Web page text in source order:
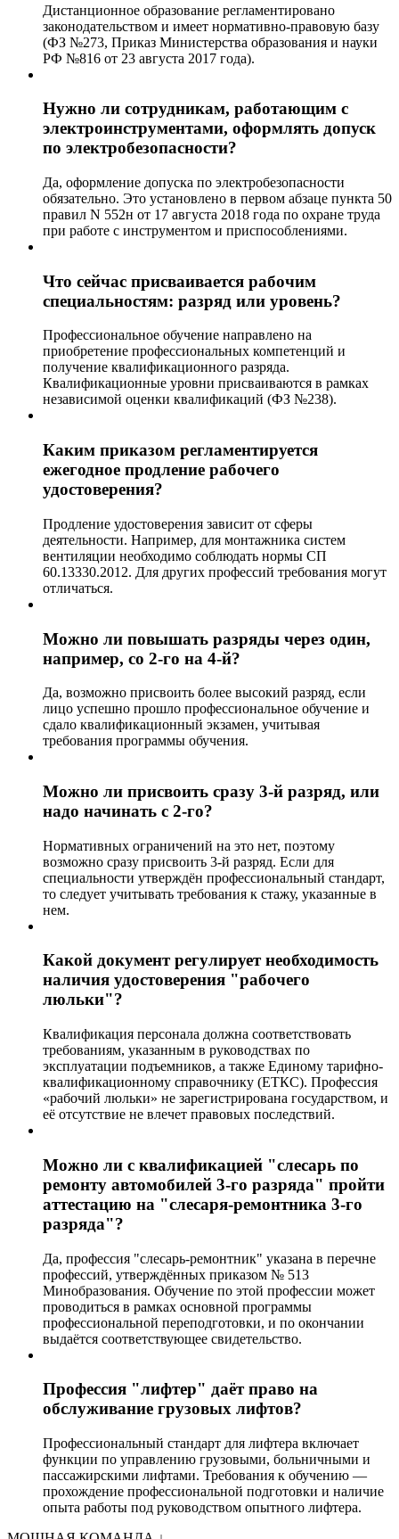
Дистанционное образование регламентировано
законодательством и имеет нормативно-правовую базу
(ФЗ №273, Приказ Министерства образования и науки
РФ №816 от 23 августа 2017 года).
Нужно ли сотрудникам, работающим с
электроинструментами, оформлять допуск
по электробезопасности?
Да, оформление допуска по электробезопасности
обязательно. Это установлено в первом абзаце пункта 50
правил N 552н от 17 августа 2018 года по охране труда
при работе с инструментом и приспособлениями.
Что сейчас присваивается рабочим
специальностям: разряд или уровень?
Профессиональное обучение направлено на
приобретение профессиональных компетенций и
получение квалификационного разряда.
Квалификационные уровни присваиваются в рамках
независимой оценки квалификаций (ФЗ №238).
Каким приказом регламентируется
ежегодное продление рабочего
удостоверения?
Продление удостоверения зависит от сферы
деятельности. Например, для монтажника систем
вентиляции необходимо соблюдать нормы СП
60.13330.2012. Для других профессий требования могут
отличаться.
Можно ли повышать разряды через один,
например, со 2-го на 4-й?
Да, возможно присвоить более высокий разряд, если
лицо успешно прошло профессиональное обучение и
сдало квалификационный экзамен, учитывая
требования программы обучения.
Можно ли присвоить сразу 3-й разряд, или
надо начинать с 2-го?
Нормативных ограничений на это нет, поэтому
возможно сразу присвоить 3-й разряд. Если для
специальности утверждён профессиональный стандарт,
то следует учитывать требования к стажу, указанные в
нем.
Какой документ регулирует необходимость
наличия удостоверения "рабочего
люльки"?
Квалификация персонала должна соответствовать
требованиям, указанным в руководствах по
эксплуатации подъемников, а также Единому тарифно-
квалификационному справочнику (ЕТКС). Профессия
«рабочий люльки» не зарегистрирована государством, и
её отсутствие не влечет правовых последствий.
Можно ли с квалификацией "слесарь по
ремонту автомобилей 3-го разряда" пройти
аттестацию на "слесаря-ремонтника 3-го
разряда"?
Да, профессия "слесарь-ремонтник" указана в перечне
профессий, утверждённых приказом № 513
Минобразования. Обучение по этой профессии может
проводиться в рамках основной программы
профессиональной переподготовки, и по окончании
выдаётся соответствующее свидетельство.
Профессия "лифтер" даёт право на
обслуживание грузовых лифтов?
Профессиональный стандарт для лифтера включает
функции по управлению грузовыми, больничными и
пассажирскими лифтами. Требования к обучению —
прохождение профессиональной подготовки и наличие
опыта работы под руководством опытного лифтера.